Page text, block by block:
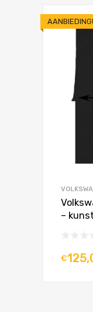
AANBIEDING!
–
€